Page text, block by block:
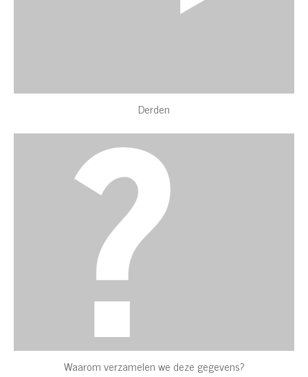
Derden
Waarom verzamelen we deze gegevens?